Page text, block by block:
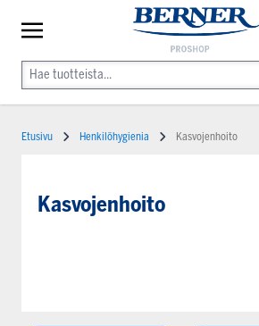
Etusivu Henkilöhygienia Kasvojenhoito
Kasvojenhoito